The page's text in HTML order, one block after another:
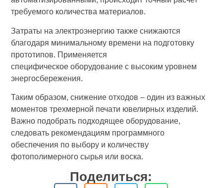
требуемого количества материалов.
Затраты на электроэнергию также снижаются
благодаря минимальному времени на подготовку
прототипов. Применяется
специфическое оборудование с высоким уровнем
энергосбережения.
Таким образом, снижение отходов – один из важных
моментов трехмерной печати ювелирных изделий.
Важно подобрать подходящее оборудование,
следовать рекомендациям программного
обеспечения по выбору и количеству
фотополимерного сырья или воска.
Поделиться: